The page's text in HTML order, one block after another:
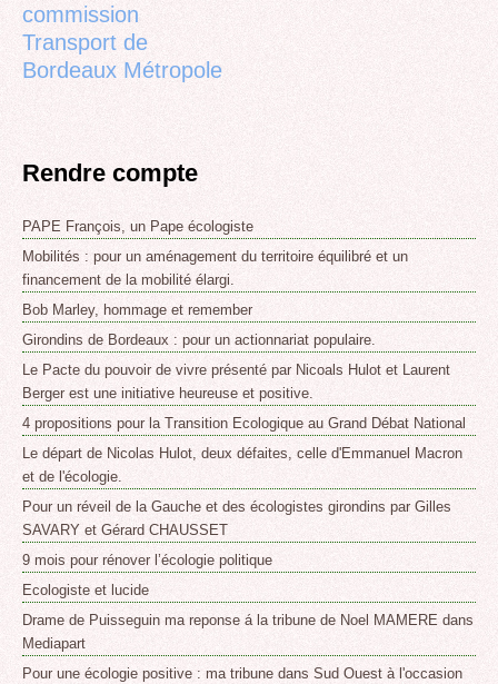
commission
Transport de
Bordeaux Métropole
Rendre compte
PAPE François, un Pape écologiste
Mobilités : pour un aménagement du territoire équilibré et un
financement de la mobilité élargi.
Bob Marley, hommage et remember
Girondins de Bordeaux : pour un actionnariat populaire.
Le Pacte du pouvoir de vivre présenté par Nicoals Hulot et Laurent
Berger est une initiative heureuse et positive.
4 propositions pour la Transition Ecologique au Grand Débat National
Le départ de Nicolas Hulot, deux défaites, celle d'Emmanuel Macron
et de l'écologie.
Pour un réveil de la Gauche et des écologistes girondins par Gilles
SAVARY et Gérard CHAUSSET
9 mois pour rénover l’écologie politique
Ecologiste et lucide
Drame de Puisseguin ma reponse á la tribune de Noel MAMERE dans
Mediapart
Pour une écologie positive : ma tribune dans Sud Ouest à l'occasion